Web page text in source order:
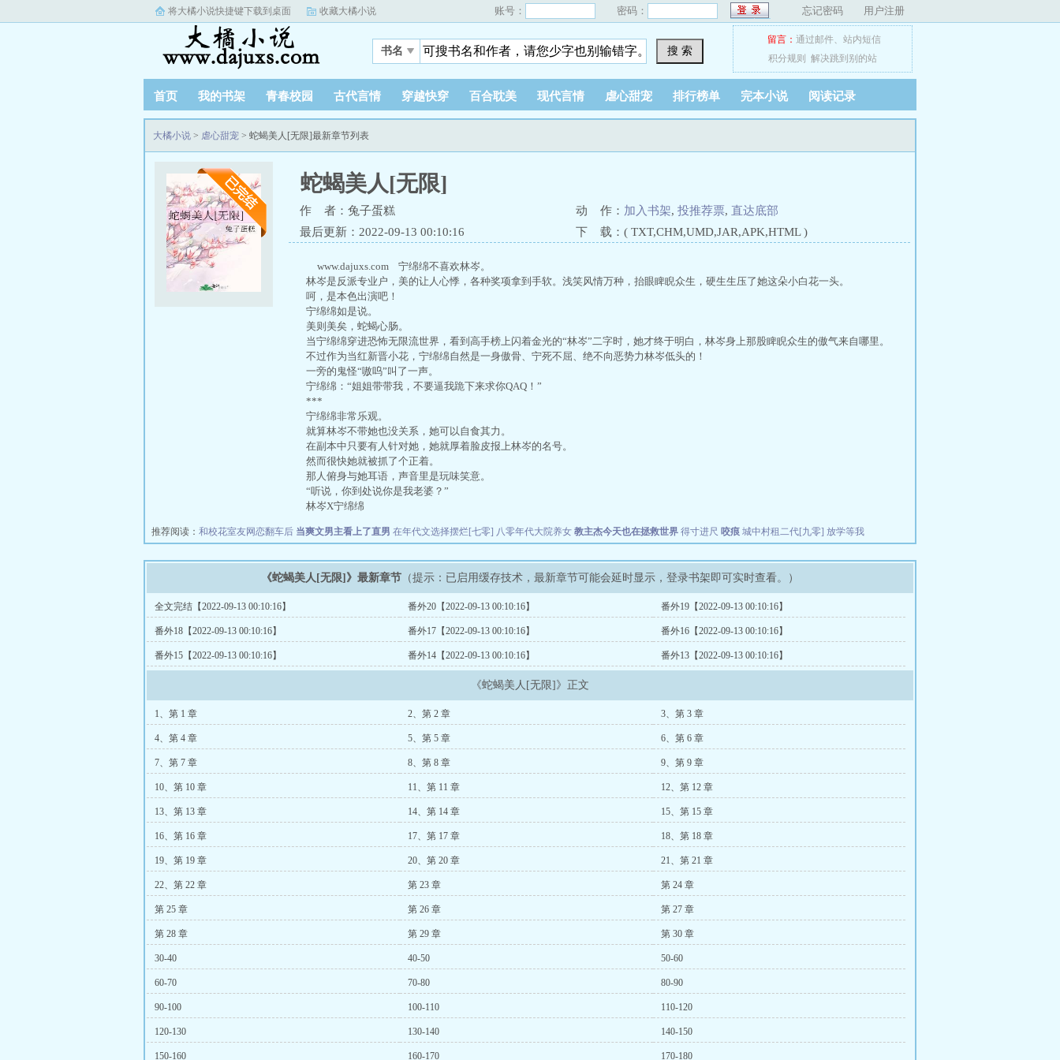
将大橘小说快捷键下载到桌面 收藏大橘小说 账号： 密码： 忘记密码 用户注册
书名 搜 索
留言： 通过邮件、 站内短信
积分规则
解决跳到别的站
首页 我的书架 青春校园 古代言情 穿越快穿 百合耽美 现代言情 虐心甜宠 排行榜单 完本小说 阅读记录
大橘小说 > 虐心甜宠 > 蛇蝎美人[无限]最新章节列表
蛇蝎美人[无限]
作 者：兔子蛋糕 动 作： 加入书架, 投推荐票, 直达底部
最后更新：2022-09-13 00:10:16
下 载：( TXT,CHM,UMD,JAR,APK,HTML )
www.dajuxs.com 宁绵绵不喜欢林岑。
林岑是反派专业户，美的让人心悸，各种奖项拿到手软。浅笑风情万种，抬眼睥睨众生，硬生生压了她这朵小白花一头。
呵，是本色出演吧！
宁绵绵如是说。
美则美矣，蛇蝎心肠。
当宁绵绵穿进恐怖无限流世界，看到高手榜上闪着金光的“林岑”二字时，她才终于明白，林岑身上那股睥睨众生的傲气来自哪里。
不过作为当红新晋小花，宁绵绵自然是一身傲骨、宁死不屈、绝不向恶势力林岑低头的！
一旁的鬼怪“嗷呜”叫了一声。
宁绵绵：“姐姐带带我，不要逼我跪下来求你QAQ！”
***
宁绵绵非常乐观。
就算林岑不带她也没关系，她可以自食其力。
在副本中只要有人针对她，她就厚着脸皮报上林岑的名号。
然而很快她就被抓了个正着。
那人俯身与她耳语，声音里是玩味笑意。
“听说，你到处说你是我老婆？”
林岑X宁绵绵
推荐阅读： 和校花室友网恋翻车后 当爽文男主看上了直男 在年代文选择摆烂[七零] 八零年代大院养女 教主杰今天也在拯救世界 得寸进尺 咬痕 城中村租二代[九零] 放学等我
《蛇蝎美人[无限]》最新章节 （提示：已启用缓存技术，最新章节可能会延时显示，登录书架即可实时查看。）
全文完结【2022-09-13 00:10:16】 番外20【2022-09-13 00:10:16】 番外19【2022-09-13 00:10:16】
番外18【2022-09-13 00:10:16】 番外17【2022-09-13 00:10:16】 番外16【2022-09-13 00:10:16】
番外15【2022-09-13 00:10:16】 番外14【2022-09-13 00:10:16】 番外13【2022-09-13 00:10:16】
《蛇蝎美人[无限]》正文
1、第 1 章 2、第 2 章 3、第 3 章
4、第 4 章 5、第 5 章 6、第 6 章
7、第 7 章 8、第 8 章 9、第 9 章
10、第 10 章 11、第 11 章 12、第 12 章
13、第 13 章 14、第 14 章 15、第 15 章
16、第 16 章 17、第 17 章 18、第 18 章
19、第 19 章 20、第 20 章 21、第 21 章
22、第 22 章 第 23 章 第 24 章
第 25 章 第 26 章 第 27 章
第 28 章 第 29 章 第 30 章
30-40 40-50 50-60
60-70 70-80 80-90
90-100 100-110 110-120
120-130 130-140 140-150
150-160 160-170 170-180